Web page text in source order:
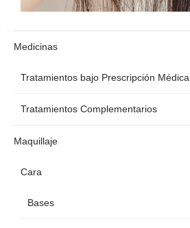
Medicinas
Tratamientos bajo Prescripción Médica
Tratamientos Complementarios
Maquillaje
Cara
Bases